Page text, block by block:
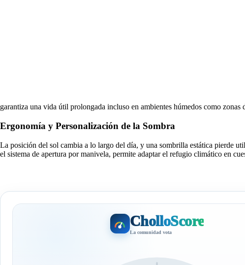
garantiza una vida útil prolongada incluso en ambientes húmedos como zonas
Ergonomía y Personalización de la Sombra
La posición del sol cambia a lo largo del día, y una sombrilla estática pierde
el sistema de apertura por manivela, permite adaptar el refugio climático en
CholloScore
La comunidad vota